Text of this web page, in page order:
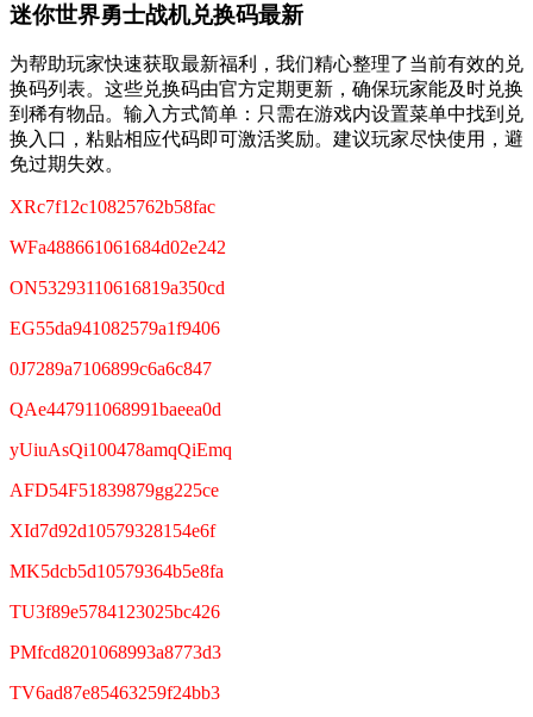
迷你世界勇士战机兑换码最新
为帮助玩家快速获取最新福利，我们精心整理了当前有效的兑
换码列表。这些兑换码由官方定期更新，确保玩家能及时兑换
到稀有物品。输入方式简单：只需在游戏内设置菜单中找到兑
换入口，粘贴相应代码即可激活奖励。建议玩家尽快使用，避
免过期失效。
XRc7f12c10825762b58fac
WFa488661061684d02e242
ON53293110616819a350cd
EG55da941082579a1f9406
0J7289a7106899c6a6c847
QAe447911068991baeea0d
yUiuAsQi100478amqQiEmq
AFD54F51839879gg225ce
XId7d92d10579328154e6f
MK5dcb5d10579364b5e8fa
TU3f89e5784123025bc426
PMfcd8201068993a8773d3
TV6ad87e85463259f24bb3